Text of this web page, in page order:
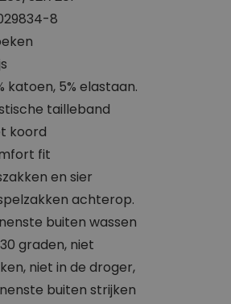
8
katoen, 5% elastaan.
tailleband
koord
fit
en sier
achterop.
buiten wassen
graden, niet
niet in de droger,
buiten strijken